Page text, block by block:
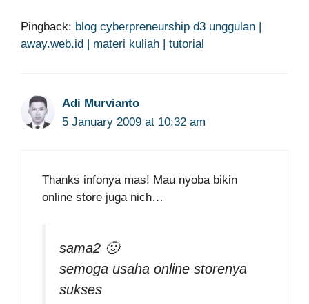
Pingback: blog cyberpreneurship d3 unggulan |
away.web.id | materi kuliah | tutorial
Adi Murvianto
5 January 2009 at 10:32 am
Thanks infonya mas! Mau nyoba bikin
online store juga nich…
sama2 🙂
semoga usaha online storenya
sukses